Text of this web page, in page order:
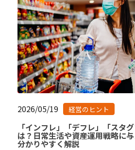
2026/05/19 経営のヒント
「インフレ」「デフレ」「スタ
は？日常生活や資産運用戦略に
分かりやすく解説